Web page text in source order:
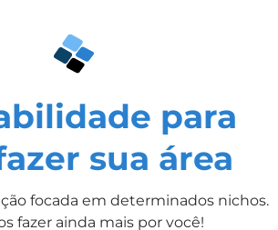
para
sua área
focada em determinados nichos.
fazer ainda mais por você!